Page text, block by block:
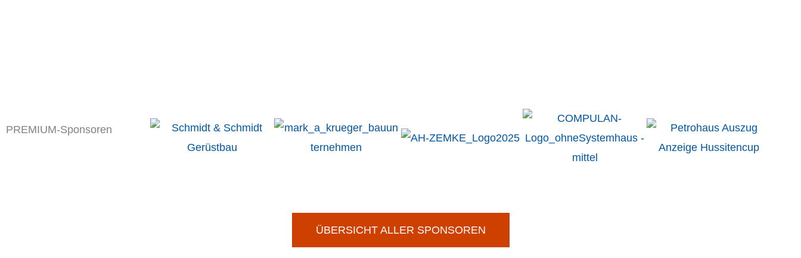
PREMIUM-Sponsoren
ÜBERSICHT ALLER SPONSOREN